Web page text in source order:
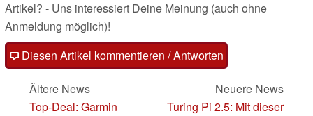
Artikel? - Uns interessiert Deine Meinung (auch ohne
Anmeldung möglich)!
Diesen Artikel kommentieren / Antworten
Ältere News
Top-Deal: Garmin
Neuere News
Turing Pi 2.5: Mit dieser